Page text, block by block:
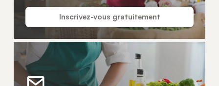
Inscrivez-vous gratuitement